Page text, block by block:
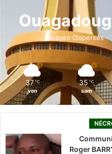
o
k
i
n
Nuages Dispersés
37 ℃
ven
35 ℃
sam
Roger